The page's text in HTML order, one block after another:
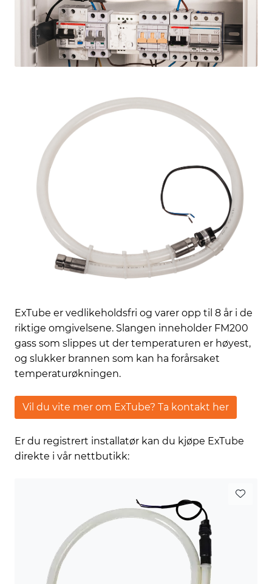
ExTube er vedlikeholdsfri og varer opp til 8 år i de
riktige omgivelsene. Slangen inneholder FM200
gass som slippes ut der temperaturen er høyest,
og slukker brannen som kan ha forårsaket
temperaturøkningen.
Vil du vite mer om ExTube? Ta kontakt her
Er du registrert installatør kan du kjøpe ExTube
direkte i vår nettbutikk: